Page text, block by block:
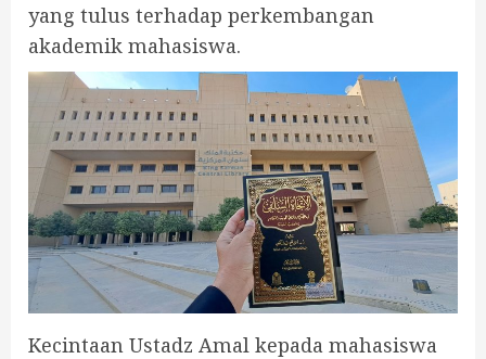
yang tulus terhadap perkembangan
akademik mahasiswa.
Kecintaan Ustadz Amal kepada mahasiswa